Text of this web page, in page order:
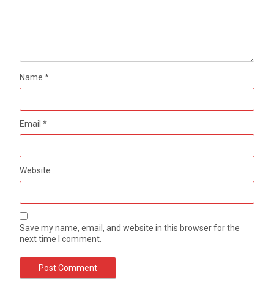
Name*
Email*
Website
Save my name, email, and website in this browser for the
next time I comment.